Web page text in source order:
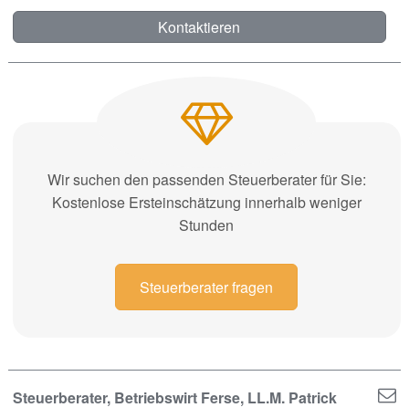
Kontaktieren
Wir suchen den passenden Steuerberater für Sie:
Kostenlose Ersteinschätzung innerhalb weniger
Stunden
Steuerberater fragen
Steuerberater, Betriebswirt Ferse, LL.M. Patrick